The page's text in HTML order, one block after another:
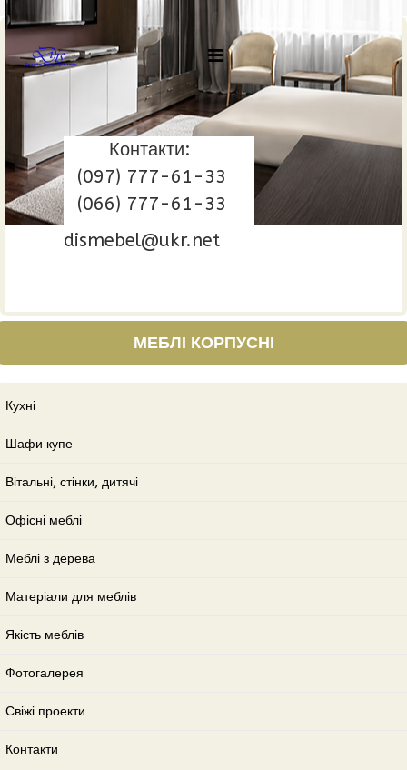
Контакти:
(097) 777-61-33
(066) 777-61-33
dismebel@ukr.net
МЕБЛІ КОРПУСНІ
Кухні
Шафи купе
Вітальні, стінки, дитячі
Офісні меблі
Меблі з дерева
Матеріали для меблів
Якість меблів
Фотогалерея
Свіжі проекти
Контакти